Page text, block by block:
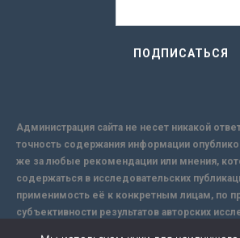
Администрация сайта не несет никакой
точность содержания информации
же за любые рекомендации или мнения,
содержаться в исследовательских
применимость её к конкретным лицам, по
субъективности результатов авторских